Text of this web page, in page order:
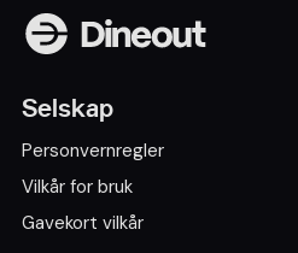
Selskap
Personvernregler
Vilkår for bruk
Gavekort vilkår